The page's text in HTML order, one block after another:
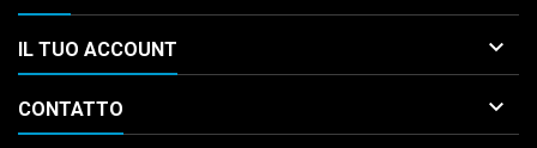
IL TUO ACCOUNT 
CONTATTO 